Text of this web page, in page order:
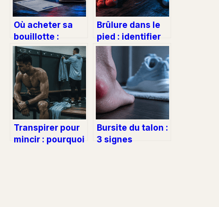
Où acheter sa
bouillotte :
critères de
sécurité,
comparatif des
modèles et
points de vente
fiables
Brûlure dans le
pied : identifier
les causes
nerveuses,
mécaniques et
circulatoires
Transpirer pour
mincir : pourquoi
Bursite du talon :
3 signes